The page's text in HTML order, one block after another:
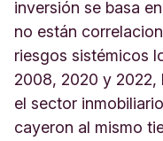
inversión se basa
no están
riesgos sistémicos
2008, 2020 y 2022,
el sector
cayeron al mismo